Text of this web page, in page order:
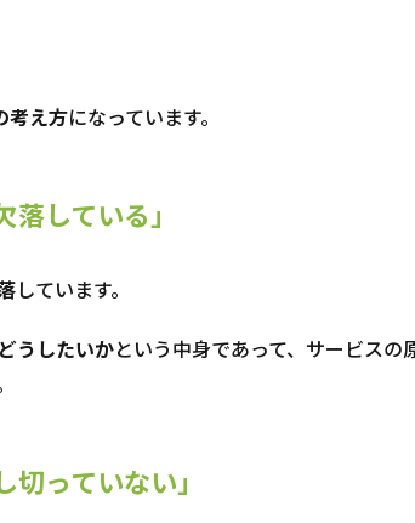
考え方になっています。
落している」
しています。
うしたいかという中身であって、サービスの
切っていない」